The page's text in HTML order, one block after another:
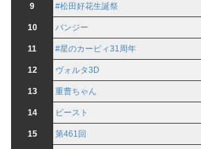
9 #松田好花生誕祭
10 バンジー
11 #星のカービィ31周年
12 ヴォルタ3D
13 重曹ちゃん
14 ビースト
15 第461回